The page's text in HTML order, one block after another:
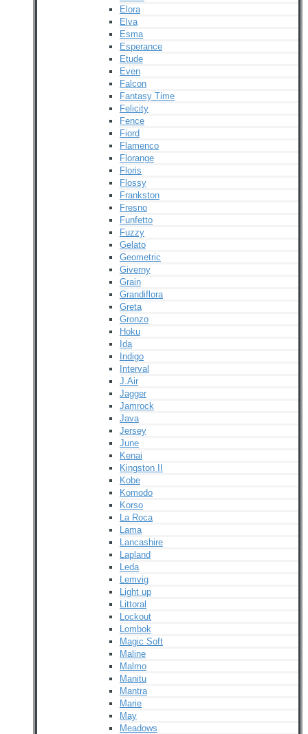
Elora
Elva
Esma
Esperance
Etude
Even
Falcon
Fantasy Time
Felicity
Fence
Fiord
Flamenco
Florange
Floris
Flossy
Frankston
Fresno
Funfetto
Fuzzy
Gelato
Geometric
Giverny
Grain
Grandiflora
Greta
Gronzo
Hoku
Ida
Indigo
Interval
J.Air
Jagger
Jamrock
Java
Jersey
June
Kenai
Kingston II
Kobe
Komodo
Korso
La Roca
Lama
Lancashire
Lapland
Leda
Lemvig
Light up
Littoral
Lockout
Lombok
Magic Soft
Maline
Malmo
Manitu
Mantra
Marie
May
Meadows